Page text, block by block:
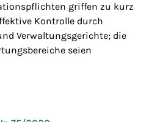
griffen zu kurz
Kontrolle durch
Verwaltungsgerichte; die
seien